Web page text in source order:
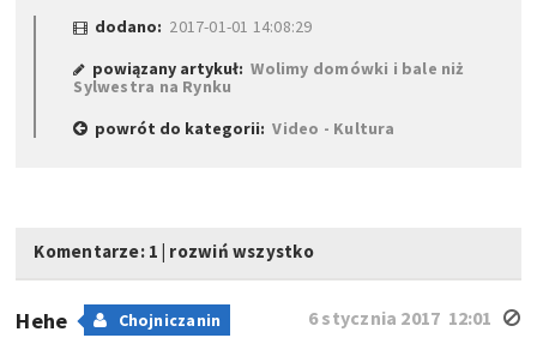
dodano: 2017-01-01 14:08:29
powiązany artykuł:Wolimy domówki i bale niż
Sylwestra na Rynku
powrót do kategorii:Video - Kultura
Komentarze: 1 | rozwiń wszystko
6 stycznia 2017 12:01
Hehe Chojniczanin